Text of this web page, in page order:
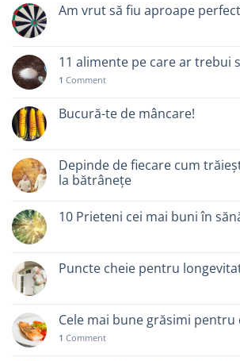
Am vrut să fiu aproape perfect
11 alimente pe care ar trebui
1 Comment
Bucură-te de mâncare!
Depinde de fiecare cum
la bătrânețe
10 Prieteni cei mai buni în
Puncte cheie pentru
Cele mai bune grăsimi pentru
1 Comment